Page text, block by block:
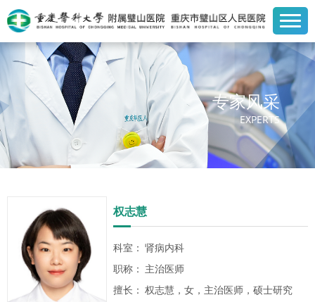
专家风采
EXPERTS
权志慧
科室： 肾病内科
职称： 主治医师
擅长： 权志慧，女，主治医师，硕士研究